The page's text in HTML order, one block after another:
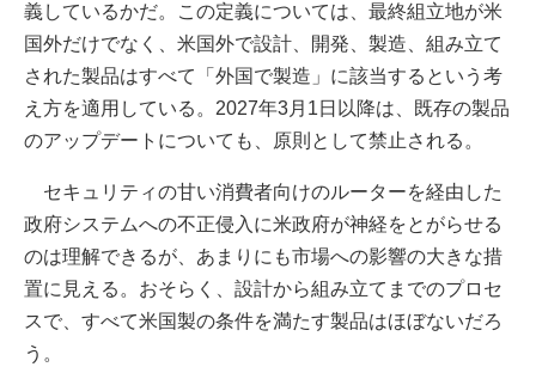
義しているかだ。この定義については、最終組立地が米
国外だけでなく、米国外で設計、開発、製造、組み立て
された製品はすべて「外国で製造」に該当するという考
え方を適用している。2027年3月1日以降は、既存の製品
のアップデートについても、原則として禁止される。
セキュリティの甘い消費者向けのルーターを経由した
政府システムへの不正侵入に米政府が神経をとがらせる
のは理解できるが、あまりにも市場への影響の大きな措
置に見える。おそらく、設計から組み立てまでのプロセ
スで、すべて米国製の条件を満たす製品はほぼないだろ
う。